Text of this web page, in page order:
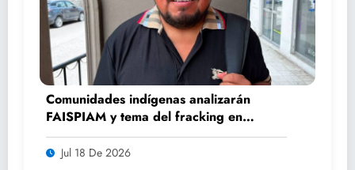
Comunidades indígenas analizarán
FAISPIAM y tema del fracking en
asamblea ordinaria
Jul 18 De 2026